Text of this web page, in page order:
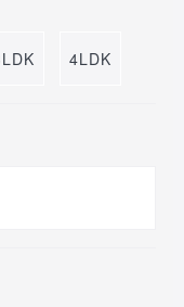
4LDK